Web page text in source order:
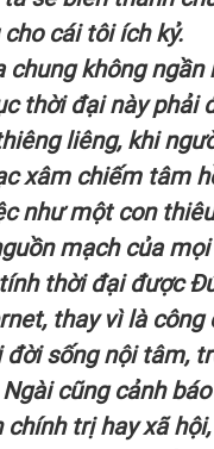
cái tôi ích kỷ.
chung không ngần
thời đại này phải
liêng, khi
xâm chiếm tâm
như một con
mạch của
thời đại được
thay vì là công
sống nội tâm,
cũng cảnh
trị hay xã